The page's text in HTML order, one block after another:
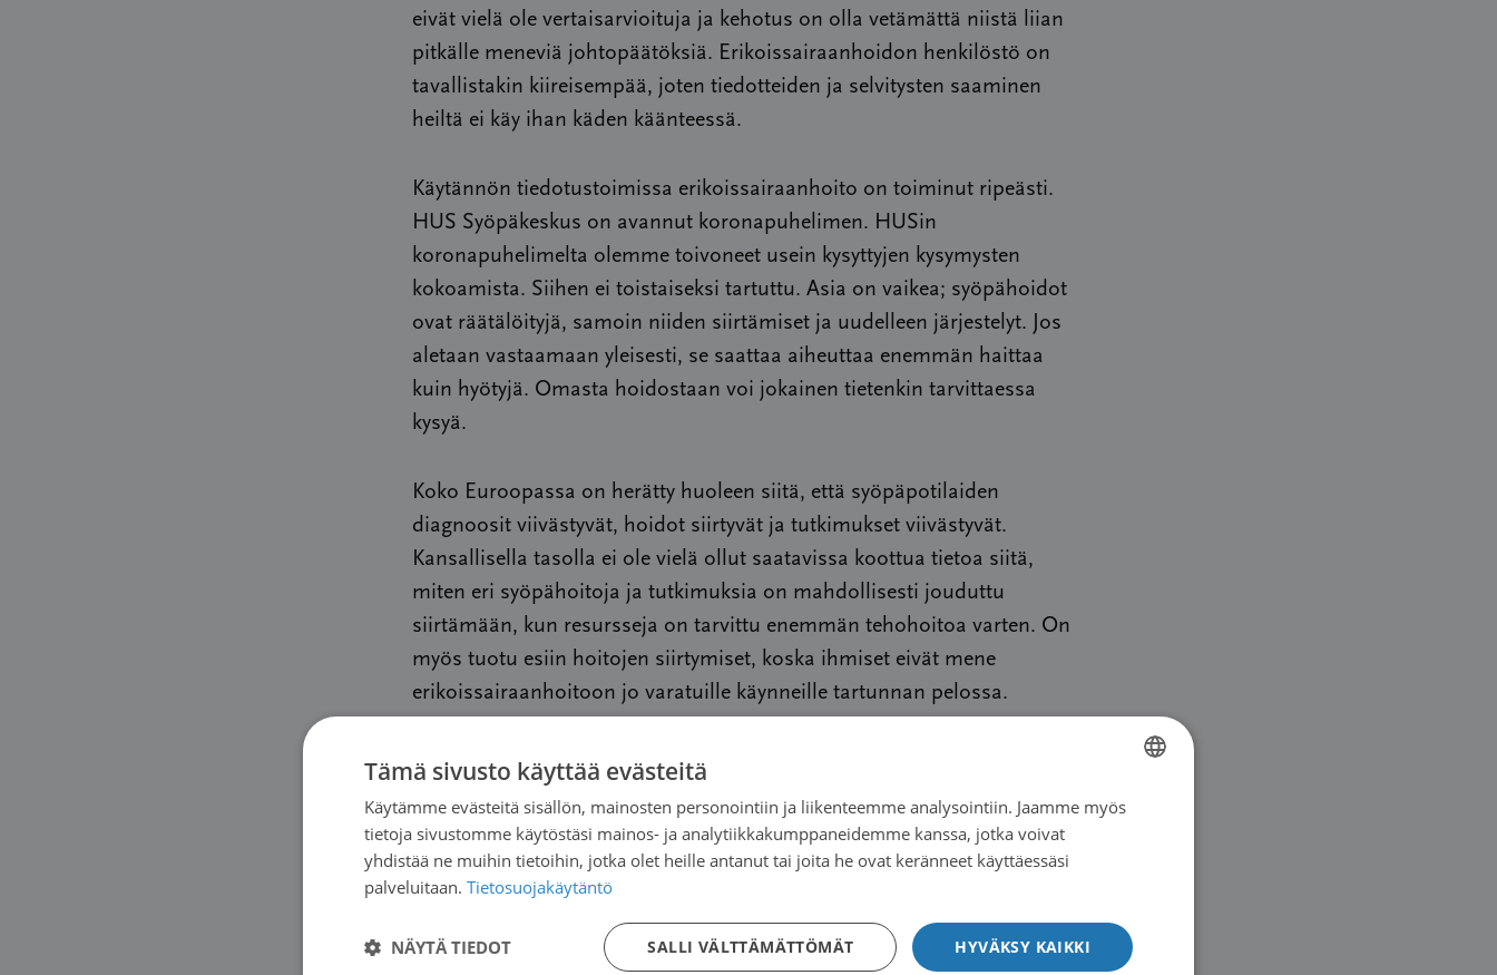
eivät vielä ole vertaisarvioituja ja kehotus on olla vetämättä niistä liian
pitkälle meneviä johtopäätöksiä. Erikoissairaanhoidon henkilöstö on
tavallistakin kiireisempää, joten tiedotteiden ja selvitysten saaminen
heiltä ei käy ihan käden käänteessä.
Käytännön tiedotustoimissa erikoissairaanhoito on toiminut ripeästi.
HUS Syöpäkeskus on avannut koronapuhelimen. HUSin
koronapuhelimelta olemme toivoneet usein kysyttyjen kysymysten
kokoamista. Siihen ei toistaiseksi tartuttu. Asia on vaikea; syöpähoidot
ovat räätälöityjä, samoin niiden siirtämiset ja uudelleen järjestelyt. Jos
aletaan vastaamaan yleisesti, se saattaa aiheuttaa enemmän haittaa
kuin hyötyjä. Omasta hoidostaan voi jokainen tietenkin tarvittaessa
kysyä.
Koko Euroopassa on herätty huoleen siitä, että syöpäpotilaiden
diagnoosit viivästyvät, hoidot siirtyvät ja tutkimukset viivästyvät.
Kansallisella tasolla ei ole vielä ollut saatavissa koottua tietoa siitä,
miten eri syöpähoitoja ja tutkimuksia on mahdollisesti jouduttu
siirtämään, kun resursseja on tarvittu enemmän tehohoitoa varten. On
myös tuotu esiin hoitojen siirtymiset, koska ihmiset eivät mene
erikoissairaanhoitoon jo varatuille käynneille tartunnan pelossa.
Hoitojen viivästyminen ja mahdollinen ruuhkautuminen myöhemmin
on epätoivottava tilanne. Jos sairaalakäynti huolestuttaa enemmän kuin
tutkimukset tai hoidon jatkuvuus, on syytä olla ensin yhteydessä
hoitavaan yksikköön ennen kuin päättää jättää käynnin väliin.
Viranomaisilta voi edellyttää sekä potilaiden että sairaanhoidon
henkilöstön turvaamista asiallisin suojavarustein.
FINNISH
Tämä sivusto käyttää evästeitä
Käytämme evästeitä sisällön, mainosten personointiin ja liikenteemme analysointiin. Jaamme myös
tietoja sivustomme käytöstäsi mainos- ja analytiikkakumppaneidemme kanssa, jotka voivat
yhdistää ne muihin tietoihin, jotka olet heille antanut tai joita he ovat keränneet käyttäessäsi
palveluitaan. Tietosuojakäytäntö
HYVÄKSY KAIKKI
SALLI VÄLTTÄMÄTTÖMÄT
NÄYTÄ TIEDOT